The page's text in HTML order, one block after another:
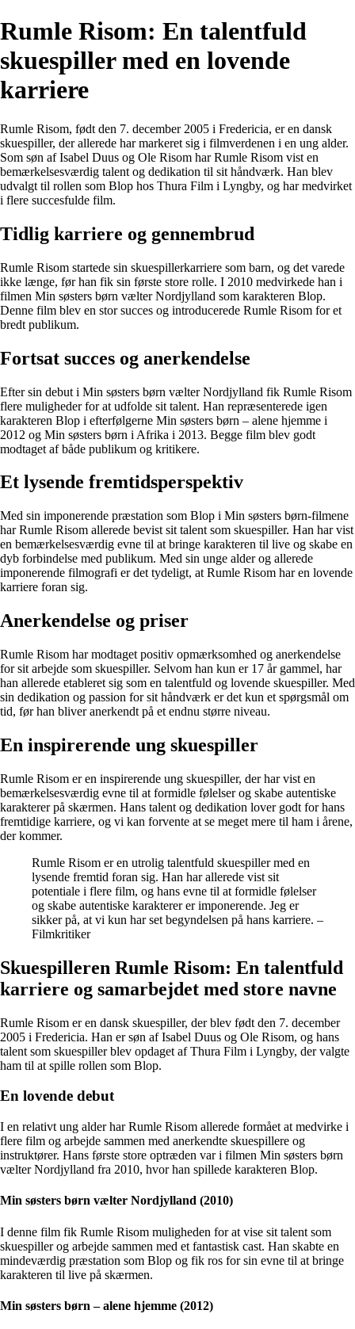
Rumle Risom: En talentfuld
skuespiller med en lovende
karriere
Rumle Risom, født den 7. december 2005 i Fredericia, er en dansk
skuespiller, der allerede har markeret sig i filmverdenen i en ung alder.
Som søn af Isabel Duus og Ole Risom har Rumle Risom vist en
bemærkelsesværdig talent og dedikation til sit håndværk. Han blev
udvalgt til rollen som Blop hos Thura Film i Lyngby, og har medvirket
i flere succesfulde film.
Tidlig karriere og gennembrud
Rumle Risom startede sin skuespillerkarriere som barn, og det varede
ikke længe, før han fik sin første store rolle. I 2010 medvirkede han i
filmen Min søsters børn vælter Nordjylland som karakteren Blop.
Denne film blev en stor succes og introducerede Rumle Risom for et
bredt publikum.
Fortsat succes og anerkendelse
Efter sin debut i Min søsters børn vælter Nordjylland fik Rumle Risom
flere muligheder for at udfolde sit talent. Han repræsenterede igen
karakteren Blop i efterfølgerne Min søsters børn – alene hjemme i
2012 og Min søsters børn i Afrika i 2013. Begge film blev godt
modtaget af både publikum og kritikere.
Et lysende fremtidsperspektiv
Med sin imponerende præstation som Blop i Min søsters børn-filmene
har Rumle Risom allerede bevist sit talent som skuespiller. Han har vist
en bemærkelsesværdig evne til at bringe karakteren til live og skabe en
dyb forbindelse med publikum. Med sin unge alder og allerede
imponerende filmografi er det tydeligt, at Rumle Risom har en lovende
karriere foran sig.
Anerkendelse og priser
Rumle Risom har modtaget positiv opmærksomhed og anerkendelse
for sit arbejde som skuespiller. Selvom han kun er 17 år gammel, har
han allerede etableret sig som en talentfuld og lovende skuespiller. Med
sin dedikation og passion for sit håndværk er det kun et spørgsmål om
tid, før han bliver anerkendt på et endnu større niveau.
En inspirerende ung skuespiller
Rumle Risom er en inspirerende ung skuespiller, der har vist en
bemærkelsesværdig evne til at formidle følelser og skabe autentiske
karakterer på skærmen. Hans talent og dedikation lover godt for hans
fremtidige karriere, og vi kan forvente at se meget mere til ham i årene,
der kommer.
Rumle Risom er en utrolig talentfuld skuespiller med en
lysende fremtid foran sig. Han har allerede vist sit
potentiale i flere film, og hans evne til at formidle følelser
og skabe autentiske karakterer er imponerende. Jeg er
sikker på, at vi kun har set begyndelsen på hans karriere. –
Filmkritiker
Skuespilleren Rumle Risom: En talentfuld
karriere og samarbejdet med store navne
Rumle Risom er en dansk skuespiller, der blev født den 7. december
2005 i Fredericia. Han er søn af Isabel Duus og Ole Risom, og hans
talent som skuespiller blev opdaget af Thura Film i Lyngby, der valgte
ham til at spille rollen som Blop.
En lovende debut
I en relativt ung alder har Rumle Risom allerede formået at medvirke i
flere film og arbejde sammen med anerkendte skuespillere og
instruktører. Hans første store optræden var i filmen Min søsters børn
vælter Nordjylland fra 2010, hvor han spillede karakteren Blop.
Min søsters børn vælter Nordjylland (2010)
I denne film fik Rumle Risom muligheden for at vise sit talent som
skuespiller og arbejde sammen med et fantastisk cast. Han skabte en
mindeværdig præstation som Blop og fik ros for sin evne til at bringe
karakteren til live på skærmen.
Min søsters børn – alene hjemme (2012)